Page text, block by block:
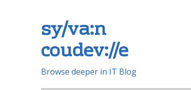
sy/va:n
coudev://e
Browse deeper in IT Blog